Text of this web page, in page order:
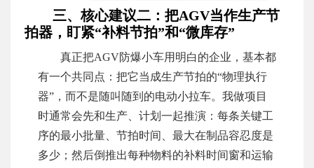
三、核心建议二：把AGV当作生产节
拍器，盯紧“补料节拍”和“微库存”
真正把AGV防爆小车用明白的企业，基本都
有一个共同点：把它当成生产节拍的“物理执行
器”，而不是随叫随到的电动小拉车。我做项目
时通常会先和生产、计划一起推演：每条关键工
序的最小批量、节拍时间、最大在制品容忍度是
多少；然后倒推出每种物料的补料时间窗和运输